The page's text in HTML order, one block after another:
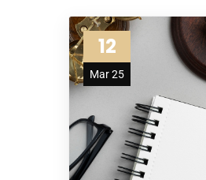
12
Mar 25